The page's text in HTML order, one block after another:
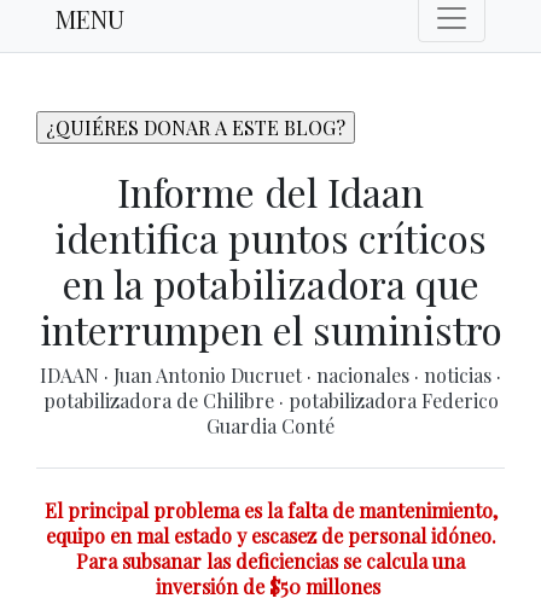
MENU
Informe del Idaan
identifica puntos críticos
en la potabilizadora que
interrumpen el suministro
IDAAN · Juan Antonio Ducruet · nacionales · noticias ·
potabilizadora de Chilibre · potabilizadora Federico
Guardia Conté
El principal problema es la falta de mantenimiento,
equipo en mal estado y escasez de personal idóneo.
Para subsanar las deficiencias se calcula una
inversión de $50 millones